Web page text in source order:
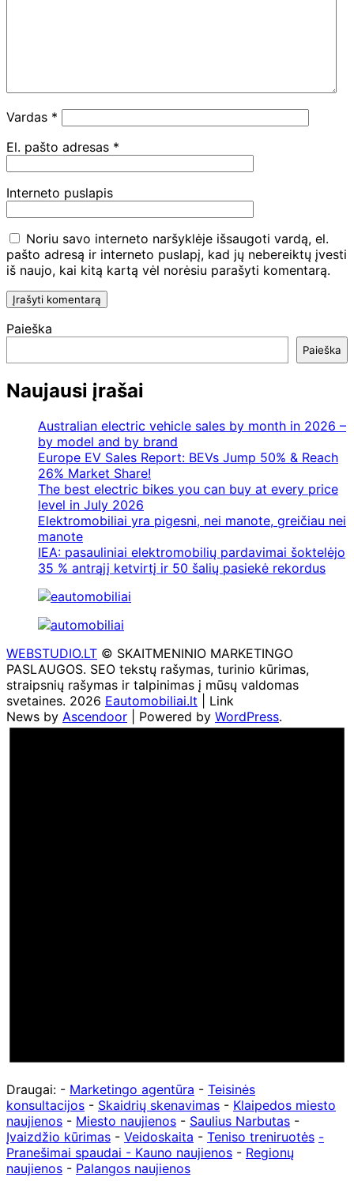
Vardas *
El. pašto adresas *
Interneto puslapis
Noriu savo interneto naršyklėje išsaugoti vardą, el.
pašto adresą ir interneto puslapį, kad jų nebereiktų įvesti
iš naujo, kai kitą kartą vėl norėsiu parašyti komentarą.
Paieška
Paieška
Naujausi įrašai
Australian electric vehicle sales by month in 2026 –
by model and by brand
Europe EV Sales Report: BEVs Jump 50% & Reach
26% Market Share!
The best electric bikes you can buy at every price
level in July 2026
Elektromobiliai yra pigesni, nei manote, greičiau nei
manote
IEA: pasauliniai elektromobilių pardavimai šoktelėjo
35 % antrąjį ketvirtį ir 50 šalių pasiekė rekordus
WEBSTUDIO.LT © SKAITMENINIO MARKETINGO
PASLAUGOS. SEO tekstų rašymas, turinio kūrimas,
straipsnių rašymas ir talpinimas į mūsų valdomas
svetaines. 2026 Eautomobiliai.lt | Link
News by Ascendoor | Powered by WordPress.
Draugai: - Marketingo agentūra - Teisinės
konsultacijos - Skaidrių skenavimas - Klaipedos miesto
naujienos - Miesto naujienos - Saulius Narbutas -
Įvaizdžio kūrimas - Veidoskaita - Teniso treniruotės -
Pranešimai spaudai - Kauno naujienos - Regionų
naujienos - Palangos naujienos